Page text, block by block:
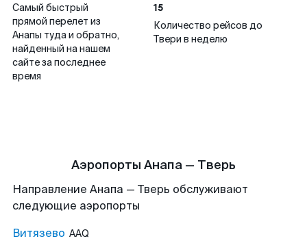
Самый быстрый
прямой перелет из
Анапы туда и обратно,
найденный на нашем
сайте за последнее
время
15
Количество рейсов до
Твери в неделю
Аэропорты Анапа — Тверь
Направление Анапа — Тверь обслуживают
следующие аэропорты
Витязево AAQ